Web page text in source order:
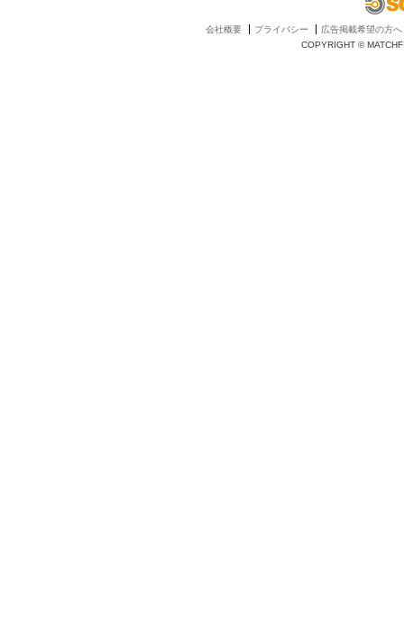
会社概要 プライバシー
広告掲載希望の方へ
COPYRIGHT ©